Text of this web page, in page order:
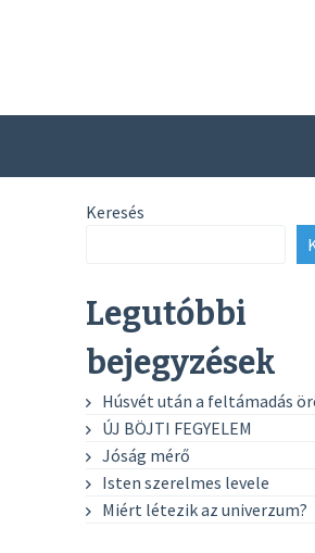
Keresés
Legutóbbi
bejegyzések
Húsvét után a feltámadás
ÚJ BÖJTI FEGYELEM
Jóság mérő
Isten szerelmes levele
Miért létezik az univerzum?